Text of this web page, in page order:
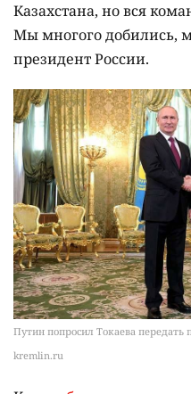
Казахстана, но вся
Мы многого добились,
президент России.
Путин попросил Токаева передать
kremlin.ru